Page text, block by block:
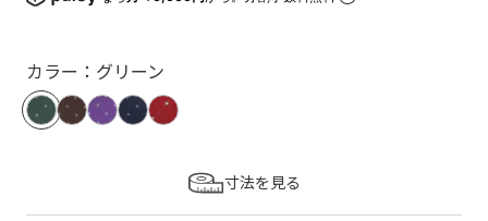
カラー：グリーン
寸法を見る